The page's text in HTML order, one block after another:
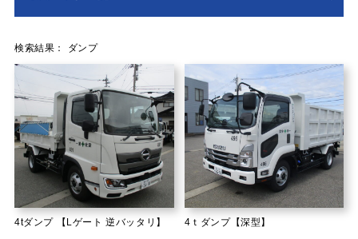
検索結果： ダンプ
4tダンプ 【Lゲート 逆バッタリ】 4ｔダンプ【深型】